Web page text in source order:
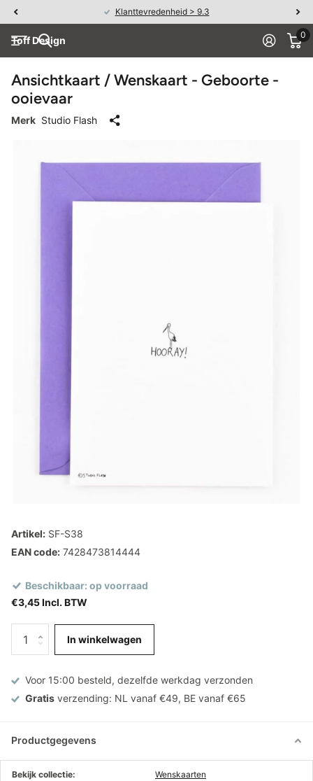
Klanttevredenheid > 9.3
Toff Design 0
Ansichtkaart / Wenskaart - Geboorte -
ooievaar
Merk Studio Flash
Artikel: SF-S38
EAN code: 7428473814444
Beschikbaar: op voorraad
€3,45 Incl. BTW
In winkelwagen
Voor 15:00 besteld, dezelfde werkdag verzonden
Gratis verzending: NL vanaf €49, BE vanaf €65
Productgegevens
Bekijk collectie: Wenskaarten